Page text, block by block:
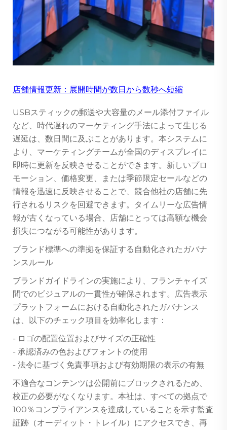
店舗情報更新：展開時間が数日から数秒へ短縮
USBスティックの郵送や大容量のメール添付ファイル
など、時代遅れのマーケティング手法によって生じる
遅延は、数日間に及ぶことがあります。本システムに
より、マーケティングチームが全国のディスプレイに
即時に更新を反映させることができます。新しいプロ
モーション、価格変更、または季節限定セールなどの
情報を迅速に反映させることで、競合他社の店舗に先
行されるリスクを回避できます。タイムリーな広告情
報が古くなっている場合、店舗にとっては高額な機会
損失につながる可能性があります。
ブランド標準への準拠を保証する自動化されたガバナ
ンスルール
ブランドガイドラインの実施により、フランチャイズ
間でのビジュアルの一貫性が確保されます。広告表示
プラットフォームにおける自動化されたガバナンス
は、以下のチェック項目を効率化します：
- ロゴの配置位置およびサイズの正確性
- 承認済みの色およびフォントの使用
- 法令に基づく免責事項および有効期限の表示の有無
不適合なコンテンツは公開前にブロックされるため、
校正の必要がなくなります。本社は、すべての拠点で
100％コンプライアンスを達成していることを示す監査
証跡（オーディット・トレイル）にアクセスでき、再